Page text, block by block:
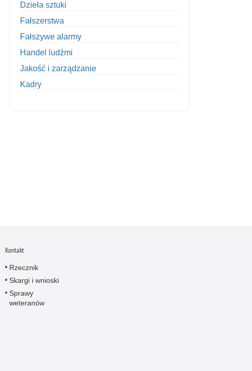
Dzieła sztuki
Fałszerstwa
Fałszywe alarmy
Handel ludźmi
Jakość i zarządzanie
Kadry
Nietrzeźwi kierujący
Nietrzeźwi opiekunowie
Kontakt
Rzecznik
Skargi i wnioski
Sprawy
weteranów